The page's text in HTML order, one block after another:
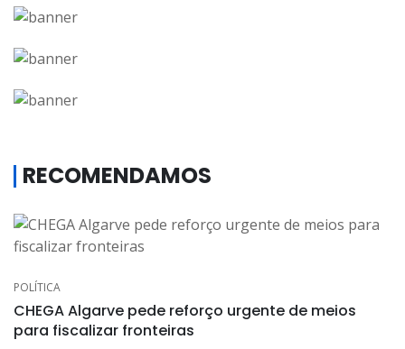
RECOMENDAMOS
POLÍTICA
CHEGA Algarve pede reforço urgente de meios
para fiscalizar fronteiras